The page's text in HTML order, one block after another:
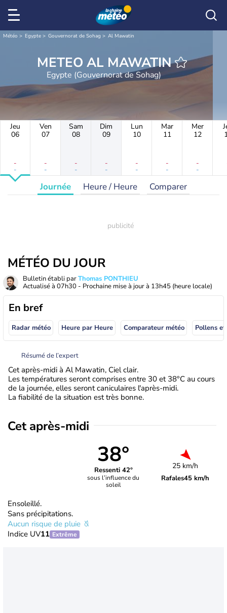
Météo Egypte Gouvernorat de Sohag Al Mawatin
METEO AL MAWATIN
Egypte (Gouvernorat de Sohag)
Jeu
06
-
-
Ven
07
-
-
Sam
08
-
-
Dim
09
-
-
Lun
10
-
-
Mar
11
-
-
Mer
12
-
-
Journée Heure / Heure Comparer
MÉTÉO DU JOUR
Bulletin établi parThomas PONTHIEU
Actualisé à 07h30 - Prochaine mise à jour à 13h45 (heure locale)
En bref
Radar météo Heure par Heure Comparateur météo Pollens
Résumé de l’expert
Cet après-midi à Al Mawatin, Ciel clair.
Les températures seront comprises entre 30 et 38°C au cours
de la journée, elles seront caniculaires l'après-midi.
La fiabilité de la situation est très bonne.
Cet après-midi
38°
Ressenti 42°
sous l’influence du
soleil
25 km/h
Rafales45 km/h
Ensoleillé.
Sans précipitations.
Aucun risque de pluie
Indice UV11 Extrême